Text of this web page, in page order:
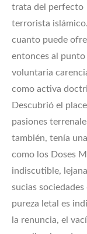
trata del perfecto
terrorista
cuanto puede
entonces al punto
voluntaria
como activa
Descubrió el
pasiones
también, tenía
como los Doses
indiscutible,
sucias
pureza letal es
la renuncia, el